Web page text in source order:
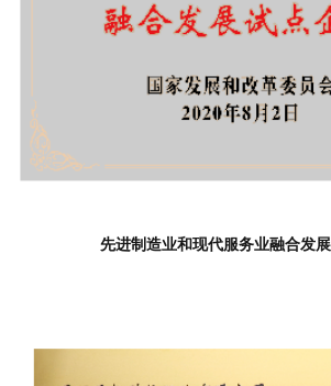
先进制造业和现代服务业融合发